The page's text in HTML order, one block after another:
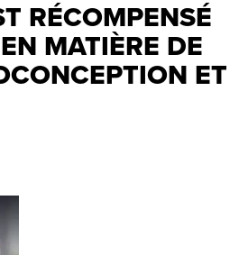
RÉCOMPENSÉ
MATIÈRE DE
ET